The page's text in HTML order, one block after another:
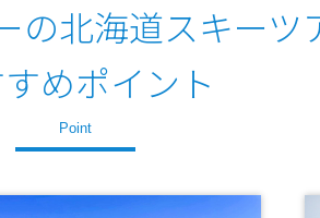
の北海道スキーツ
めポイント
Point